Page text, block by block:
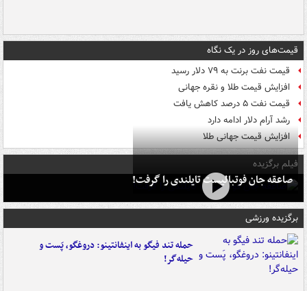
قیمت‌های روز در یک نگاه
قیمت نفت برنت به ۷۹ دلار رسید
افزایش قیمت طلا و نقره جهانی
قیمت نفت ۵ درصد کاهش یافت
رشد آرام دلار ادامه دارد
افزایش قیمت جهانی طلا
فیلم برگزیده
صاعقه جان فوتبالیست تایلندی را گرفت!
برگزیده ورزشی
حمله تند فیگو به اینفانتینو: دروغگو، پَست‌ و
حیله‌گر!